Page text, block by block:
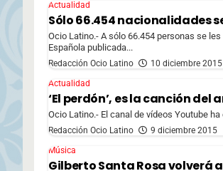
Actualidad
Sólo 66.454 nacionalidades
Ocio Latino.- A sólo 66.454 personas se
Española publicada...
Redacción Ocio Latino
10 diciembre 2015
Actualidad
‘El perdón’, es la canción del
Ocio Latino.- El canal de vídeos Youtube
Redacción Ocio Latino
9 diciembre 2015
Música
Gilberto Santa Rosa volverá